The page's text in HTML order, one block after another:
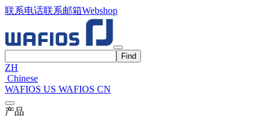
联系电话联系邮箱Webshop
ZH
Chinese
WAFIOS US WAFIOS CN
产品